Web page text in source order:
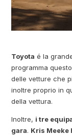
Toyota é la
programma
delle vetture che
inoltre proprio in
della vettura.
Inoltre, i tre
gara. Kris Meeke